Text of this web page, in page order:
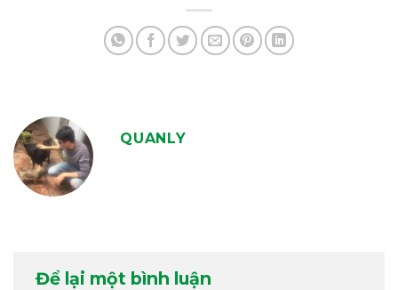
QUANLY
Để lại một bình luận